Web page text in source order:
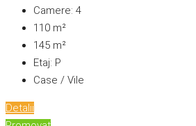
Camere: 4
110 m²
145 m²
Etaj: P
Case / Vile
Detalii